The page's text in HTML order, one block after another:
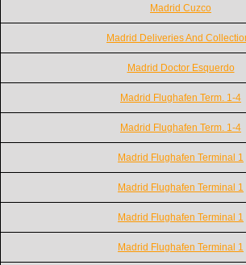
Madrid Cuzco
Madrid Deliveries And
Madrid Doctor Esquerdo
Madrid Flughafen Term. 1-4
Madrid Flughafen Term. 1-4
Madrid Flughafen Terminal 1
Madrid Flughafen Terminal 1
Madrid Flughafen Terminal 1
Madrid Flughafen Terminal 1